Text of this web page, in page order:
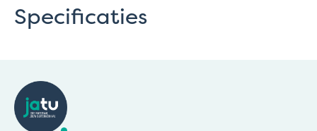
Specificaties